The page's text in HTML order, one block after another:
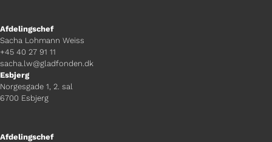
Afdelingschef
Sacha Lohmann Weiss
+45 40 27 91 11
sacha.lw@gladfonden.dk
Esbjerg
Norgesgade 1, 2. sal
6700 Esbjerg
Afdelingschef